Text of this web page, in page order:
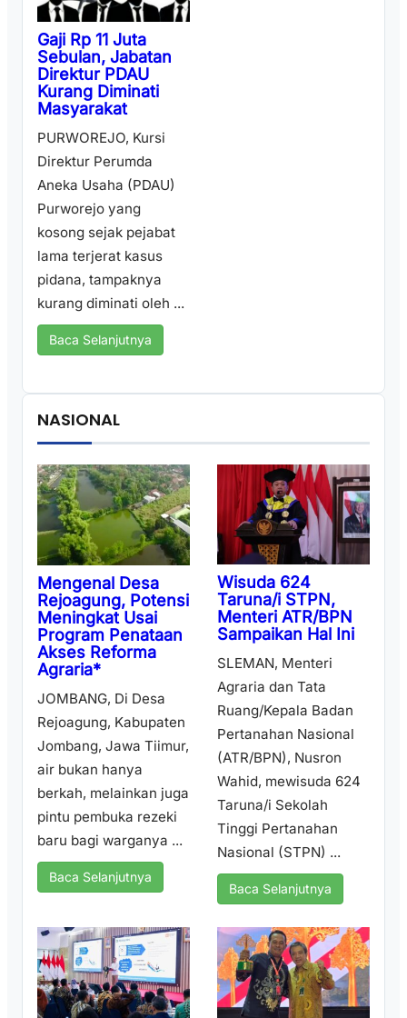
Gaji Rp 11 Juta
Sebulan, Jabatan
Direktur PDAU
Kurang Diminati
Masyarakat
PURWOREJO, Kursi
Direktur Perumda
Aneka Usaha (PDAU)
Purworejo yang
kosong sejak pejabat
lama terjerat kasus
pidana, tampaknya
kurang diminati oleh ...
Baca Selanjutnya
NASIONAL
Mengenal Desa
Rejoagung, Potensi
Meningkat Usai
Program Penataan
Akses Reforma
Agraria*
JOMBANG, Di Desa
Rejoagung, Kabupaten
Jombang, Jawa Tiimur,
air bukan hanya
berkah, melainkan juga
pintu pembuka rezeki
baru bagi warganya ...
Baca Selanjutnya
Wisuda 624
Taruna/i STPN,
Menteri ATR/BPN
Sampaikan Hal Ini
SLEMAN, Menteri
Agraria dan Tata
Ruang/Kepala Badan
Pertanahan Nasional
(ATR/BPN), Nusron
Wahid, mewisuda 624
Taruna/i Sekolah
Tinggi Pertanahan
Nasional (STPN) ...
Baca Selanjutnya